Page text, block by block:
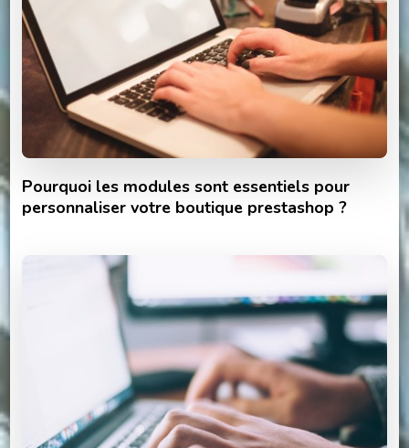
Pourquoi les modules sont essentiels pour
personnaliser votre boutique prestashop ?